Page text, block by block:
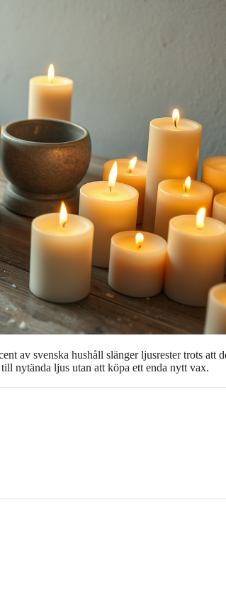
av svenska hushåll slänger ljusrester trots att
nytända ljus utan att köpa ett enda nytt vax.